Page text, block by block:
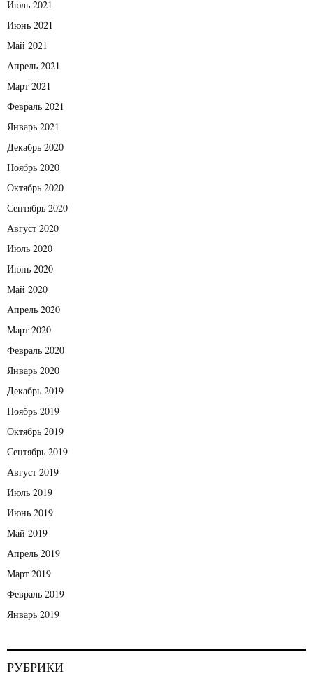
Июль 2021
Июнь 2021
Май 2021
Апрель 2021
Март 2021
Февраль 2021
Январь 2021
Декабрь 2020
Ноябрь 2020
Октябрь 2020
Сентябрь 2020
Август 2020
Июль 2020
Июнь 2020
Май 2020
Апрель 2020
Март 2020
Февраль 2020
Январь 2020
Декабрь 2019
Ноябрь 2019
Октябрь 2019
Сентябрь 2019
Август 2019
Июль 2019
Июнь 2019
Май 2019
Апрель 2019
Март 2019
Февраль 2019
Январь 2019
РУБРИКИ